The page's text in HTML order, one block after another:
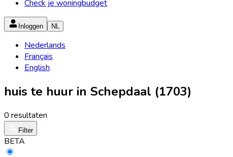
Check je woningbudget
Inloggen NL
Nederlands
Français
English
huis te huur in Schepdaal (1703)
0 resultaten
Filter
BETA